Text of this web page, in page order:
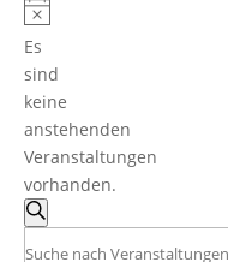
Es
sind
keine
anstehenden
Veranstaltungen
vorhanden.
Suche
Suche